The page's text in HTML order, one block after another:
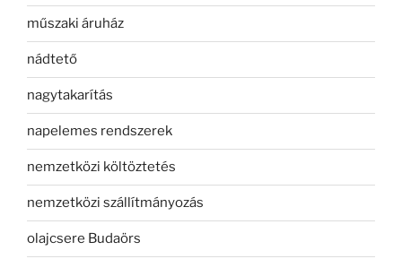
műszaki áruház
nádtető
nagytakarítás
napelemes rendszerek
nemzetközi költöztetés
nemzetközi szállítmányozás
olajcsere Budaörs